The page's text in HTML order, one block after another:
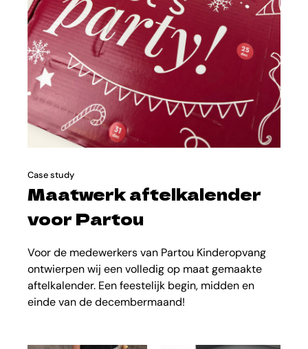
Case study
Maatwerk aftelkalender
voor Partou
Voor de medewerkers van Partou Kinderopvang
ontwierpen wij een volledig op maat gemaakte
aftelkalender. Een feestelijk begin, midden en
einde van de decembermaand!